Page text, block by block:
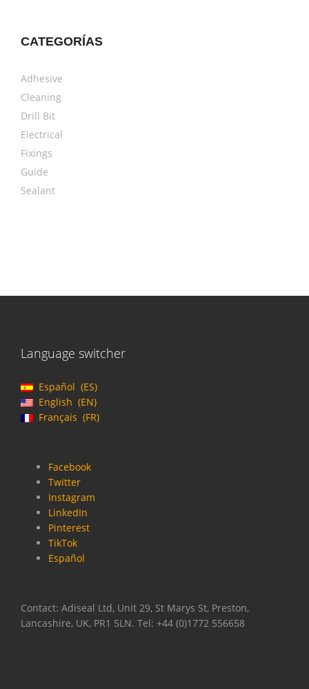
CATEGORÍAS
Adhesive
Cleaning
Drill Bit
Electrical
Fixings
Guide
Sealant
Language switcher
Español
ES
English
EN
Français
FR
Facebook
Twitter
Instagram
LinkedIn
Pinterest
TikTok
Español
Contact: Adiseal Ltd, Unit 29, St Marys St, Preston,
Lancashire, UK, PR1 5LN. Tel: +44 (0)1772 556658